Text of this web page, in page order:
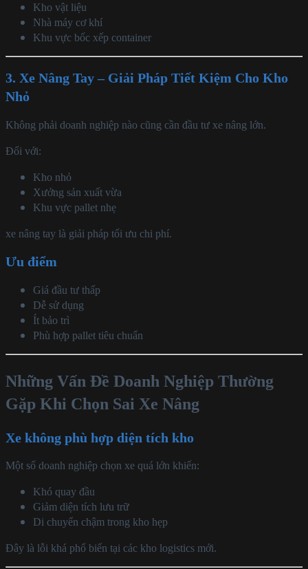
Kho vật liệu
Nhà máy cơ khí
Khu vực bốc xếp container
3. Xe Nâng Tay – Giải Pháp Tiết Kiệm Cho Kho
Nhỏ
Không phải doanh nghiệp nào cũng cần đầu tư xe nâng lớn.
Đối với:
Kho nhỏ
Xưởng sản xuất vừa
Khu vực pallet nhẹ
xe nâng tay là giải pháp tối ưu chi phí.
Ưu điểm
Giá đầu tư thấp
Dễ sử dụng
Ít bảo trì
Phù hợp pallet tiêu chuẩn
Những Vấn Đề Doanh Nghiệp Thường
Gặp Khi Chọn Sai Xe Nâng
Xe không phù hợp diện tích kho
Một số doanh nghiệp chọn xe quá lớn khiến:
Khó quay đầu
Giảm diện tích lưu trữ
Di chuyển chậm trong kho hẹp
Đây là lỗi khá phổ biến tại các kho logistics mới.